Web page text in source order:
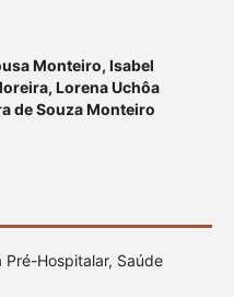
Monteiro, Isabel
Lorena Uchôa
de Souza Monteiro
Hospitalar, Saúde